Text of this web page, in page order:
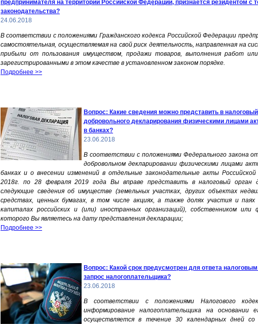
предпринимателя на территории Российской Федерации, признается резидентом с
законодательства?
24.06.2018
В соответствии с положениями Гражданского кодекса Российской Федерации
самостоятельная, осуществляемая на свой риск деятельность, направленная на
прибыли от пользования имуществом, продажи товаров, выполнения работ или
зарегистрированными в этом качестве в установленном законом порядке.
Подробнее >>
Вопрос: Какие сведения можно представить в
добровольного декларирования физическими лицами
в банках?
23.06.2018
В соответствии с положениями Федерального закона
добровольном декларировании физическими лицами
банках и о внесении изменений в отдельные законодательные акты
2018г. по 28 февраля 2019 года Вы вправе представить в налоговый орган
следующие сведения об имуществе (земельных участках, других объектах
средствах, ценных бумагах, в том числе акциях, а также долях участия и паях
капиталах российских и (или) иностранных организаций), собственником или
которого Вы являетесь на дату представления декларации;
Подробнее >>
Вопрос: Какой срок предусмотрен для ответа
запрос налогоплательщика?
23.06.2018
В соответствии с положениями Налогового
информирование налогоплательщика на основании
осуществляется в течение 30 календарных дней